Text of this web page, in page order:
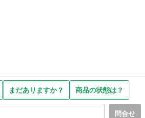
まだありますか？ 商品の状態は？
問合せ